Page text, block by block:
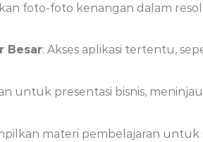
foto-foto kenangan dalam
Besar: Akses aplikasi tertentu,
untuk presentasi bisnis,
materi pembelajaran